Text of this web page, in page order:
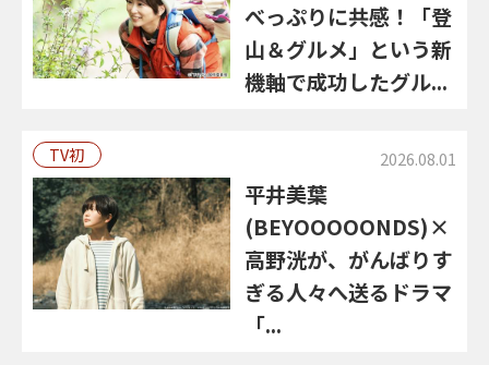
べっぷりに共感！「登
山＆グルメ」という新
機軸で成功したグル...
TV初 2026.08.01
平井美葉
(BEYOOOOONDS)×
高野洸が、がんばりす
ぎる人々へ送るドラマ
「...